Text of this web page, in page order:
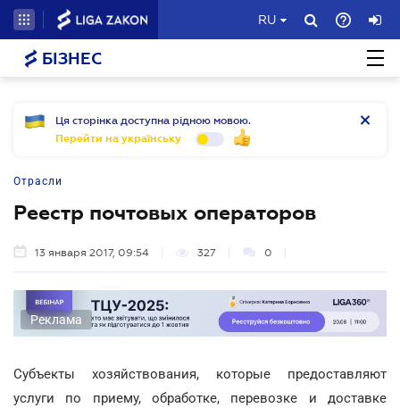
RU
БІЗНЕС
Ця сторінка доступна рідною мовою.
Перейти на українську
Отрасли
Реестр почтовых операторов
13 января 2017, 09:54 327 0
Реклама
Субъекты хозяйствования, которые предоставляют
услуги по приему, обработке, перевозке и доставке